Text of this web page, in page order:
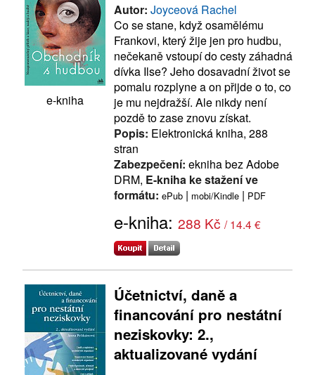
e-kniha
Autor: Joyceová Rachel
Co se stane, když osamělému
Frankovi, který žije jen pro hudbu,
nečekaně vstoupí do cesty záhadná
dívka Ilse? Jeho dosavadní život se
pomalu rozplyne a on přijde o to, co
je mu nejdražší. Ale nikdy není
pozdě to zase znovu získat.
Popis: Elektronická kniha, 288
stran
Zabezpečení: ekniha bez Adobe
DRM, E-kniha ke stažení ve
formátu: ePub | mobi/Kindle | PDF
e-kniha: 288 Kč / 14.4 €
Účetnictví, daně a
financování pro nestátní
neziskovky: 2.,
aktualizované vydání